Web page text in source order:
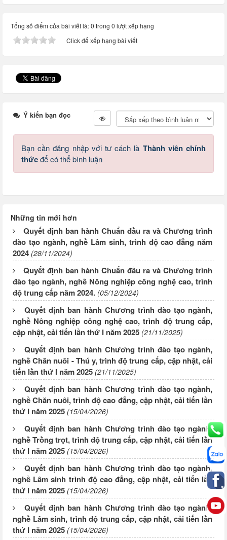
Tổng số điểm của bài viết là: 0 trong 0 lượt xếp hạng
Click để xếp hạng bài viết
Ý kiến bạn đọc
Bạn cần đăng nhập với tư cách là Thành viên chính
thứcđể có thể bình luận
Những tin mới hơn
Quyết định ban hành Chuẩn đầu ra và Chương trình
đào tạo ngành, nghề Lâm sinh, trình độ cao đẳng năm
2024 (28/11/2024)
Quyết định ban hành Chuẩn đầu ra và Chương trình
đào tạo ngành, nghề Nông nghiệp công nghệ cao, trình
độ trung cấp năm 2024. (05/12/2024)
Quyết định ban hành Chương trình đào tạo ngành,
nghề Nông nghiệp công nghệ cao, trình độ trung cấp,
cập nhật, cải tiến lần thứ I năm 2025 (21/11/2025)
Quyết định ban hành Chương trình đào tạo ngành,
nghề Chăn nuôi - Thú y, trình độ trung cấp, cập nhật, cải
tiến lần thứ I năm 2025 (21/11/2025)
Quyết định ban hành Chương trình đào tạo ngành,
nghề Chăn nuôi, trình độ cao đẳng, cập nhật, cải tiến lần
thứ I năm 2025 (15/04/2026)
Quyết định ban hành Chương trình đào tạo ngành,
nghề Trồng trọt, trình độ trung cấp, cập nhật, cải tiến lần
thứ I năm 2025 (15/04/2026)
Quyết định ban hành Chương trình đào tạo ngành,
nghề Lâm sinh trình độ cao đẳng, cập nhật, cải tiến lần
thứ I năm 2025 (15/04/2026)
Quyết định ban hành Chương trình đào tạo ngành,
nghề Lâm sinh, trình độ trung cấp, cập nhật, cải tiến lần
thứ I năm 2025 (15/04/2026)